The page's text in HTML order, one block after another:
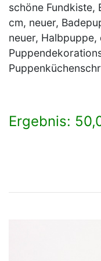
schöne Fundkiste,
cm, neuer,
neuer, Halbpuppe,
Ergebnis: